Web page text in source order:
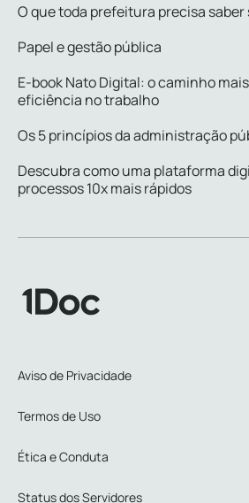
O que toda prefeitura precisa
Papel e gestão pública
E-book Nato Digital: o caminho
eficiência no trabalho
Os 5 princípios da administração
Descubra como uma plataforma
processos 10x mais rápidos
Aviso de Privacidade
Termos de Uso
Ética e Conduta
Status dos Servidores